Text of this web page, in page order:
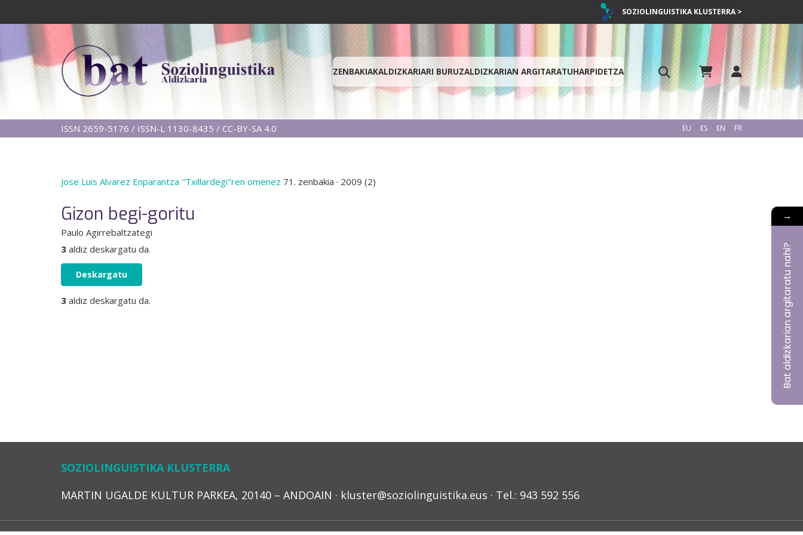
SOZIOLINGUISTIKA KLUSTERRA >
ZENBAKIAKALDIZKARIARI BURUZALDIZKARIAN ARGITARATUHARPIDETZA
ISSN 2659-5176 / ISSN-L 1130-8435 / CC-BY-SA 4.0 EU ES EN FR
Jose Luis Alvarez Enparantza "Txillardegi"ren omenez 71. zenbakia · 2009 (2)
Gizon begi-goritu
Paulo Agirrebaltzategi
3 aldiz deskargatu da.
Deskargatu
3 aldiz deskargatu da.
SOZIOLINGUISTIKA KLUSTERRA
MARTIN UGALDE KULTUR PARKEA, 20140 – ANDOAIN · kluster@soziolinguistika.eus · Tel.: 943 592 556
→
Bat aldizkarian argitaratu nahi?